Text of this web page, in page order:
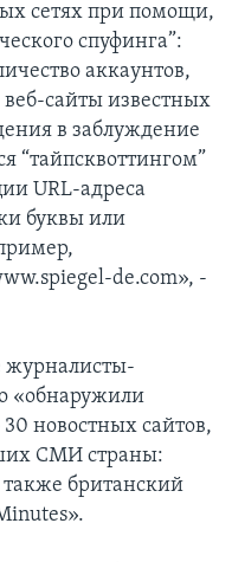
сетях при помощи,
спуфинга”:
аккаунтов,
сайты известных
в заблуждение
“тайпсквоттингом”
URL-адреса
буквы или
de.com», -
журналисты-
«обнаружили
новостных сайтов,
СМИ страны:
британский